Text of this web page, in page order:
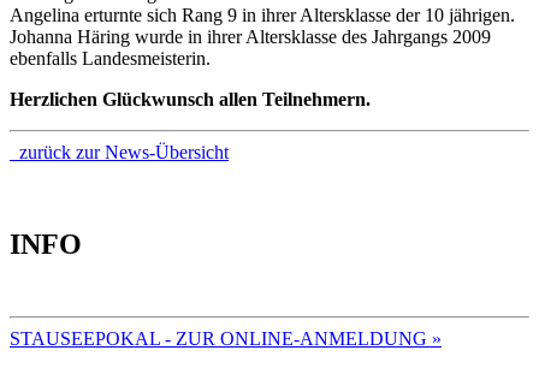
Angelina erturnte sich Rang 9 in ihrer Altersklasse der 10 jährigen.
Johanna Häring wurde in ihrer Altersklasse des Jahrgangs 2009
ebenfalls Landesmeisterin.
Herzlichen Glückwunsch allen Teilnehmern.
zurück zur News-Übersicht
INFO
STAUSEEPOKAL - ZUR ONLINE-ANMELDUNG »